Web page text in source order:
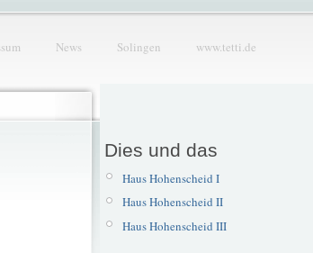
News Solingen www.tetti.de
Dies und das
Haus Hohenscheid I
Haus Hohenscheid II
Haus Hohenscheid III